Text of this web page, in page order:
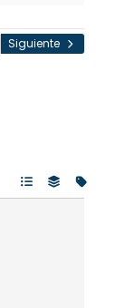
Siguiente